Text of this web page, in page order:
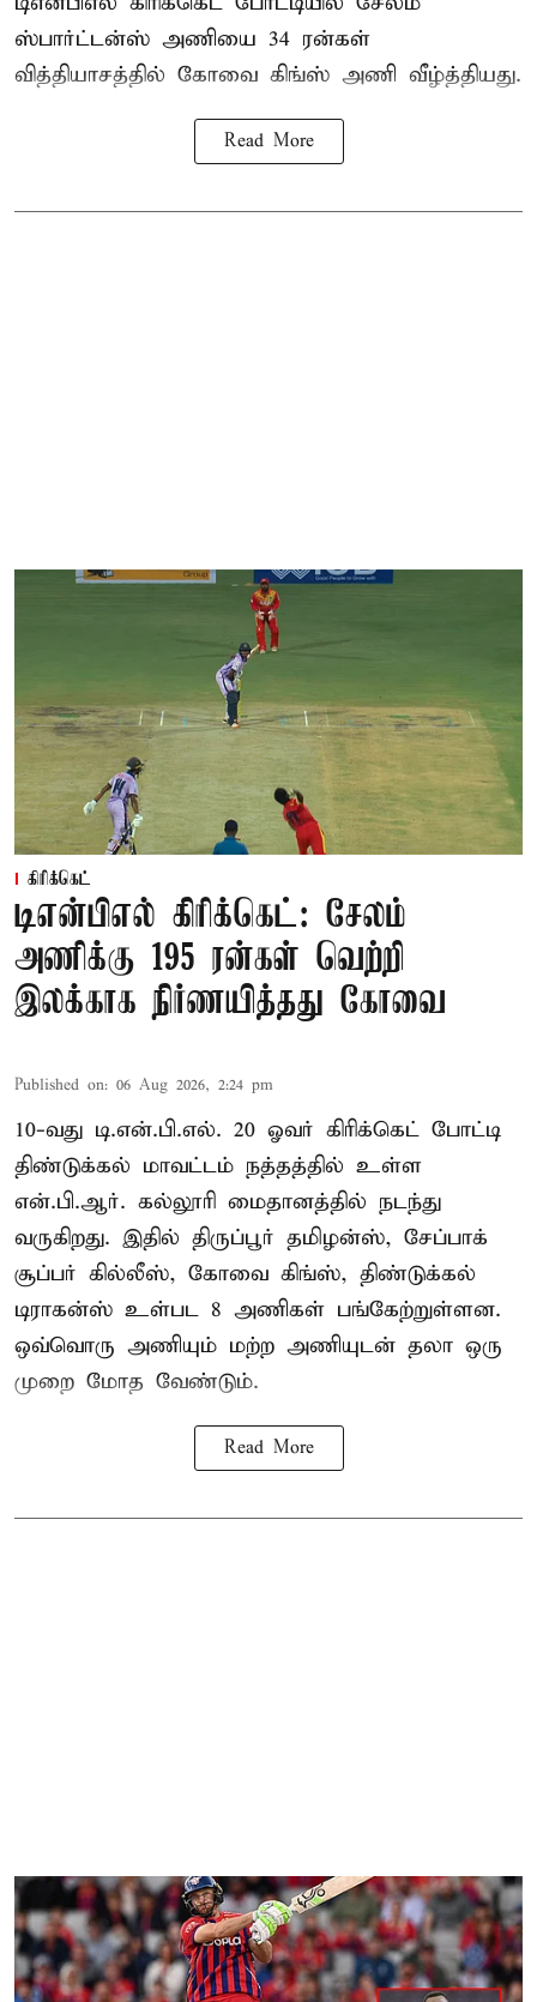
ஸ்பார்ட்டன்ஸ் அணியை 34 ரன்கள்
வித்தியாசத்தில் கோவை கிங்ஸ் அணி வீழ்த்தியது.
Read More
கிரிக்கெட்
டிஎன்பிஎல் கிரிக்கெட்: சேலம்
அணிக்கு 195 ரன்கள் வெற்றி
இலக்காக நிர்ணயித்தது கோவை
Published on: 06 Aug 2026, 2:24 pm
10-வது டி.என்.பி.எல். 20 ஓவர் கிரிக்கெட் போட்டி
திண்டுக்கல் மாவட்டம் நத்தத்தில் உள்ள
என்.பி.ஆர். கல்லூரி மைதானத்தில் நடந்து
வருகிறது. இதில் திருப்பூர் தமிழன்ஸ், சேப்பாக்
சூப்பர் கில்லீஸ், கோவை கிங்ஸ், திண்டுக்கல்
டிராகன்ஸ் உள்பட 8 அணிகள் பங்கேற்றுள்ளன.
ஒவ்வொரு அணியும் மற்ற அணியுடன் தலா ஒரு
முறை மோத வேண்டும்.
Read More